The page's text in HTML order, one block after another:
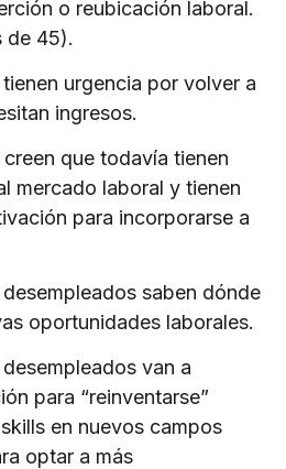
o reubicación laboral.
de 45).
urgencia por volver a
ingresos.
que todavía tienen
mercado laboral y tienen
para incorporarse a
saben dónde
oportunidades laborales.
van a
para “reinventarse”
en nuevos campos
optar a más